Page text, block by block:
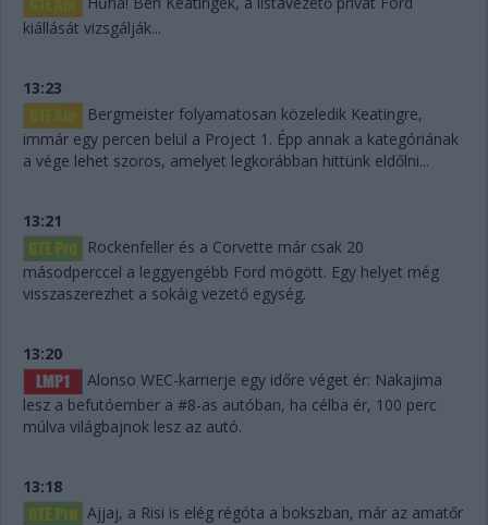
kiállását vizsgálják...
13:23
Bergmeister folyamatosan közeledik Keatingre,
immár egy percen belül a Project 1. Épp annak a kategóriának
a vége lehet szoros, amelyet legkorábban hittünk eldőlni...
13:21
Rockenfeller és a Corvette már csak 20
másodperccel a leggyengébb Ford mögött. Egy helyet még
visszaszerezhet a sokáig vezető egység.
13:20
Alonso WEC-karrierje egy időre véget ér: Nakajima
lesz a befutóember a #8-as autóban, ha célba ér, 100 perc
múlva világbajnok lesz az autó.
13:18
Ajjaj, a Risi is elég régóta a bokszban, már az amatőr